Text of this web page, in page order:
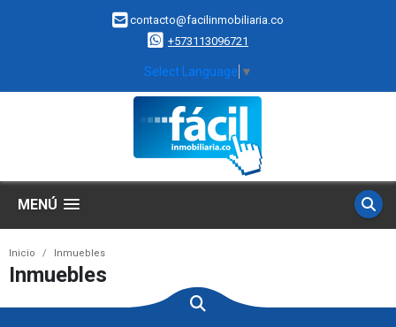
contacto@facilinmobiliaria.co
+573113096721
Select Language ▼
MENÚ
Inicio Inmuebles
Inmuebles